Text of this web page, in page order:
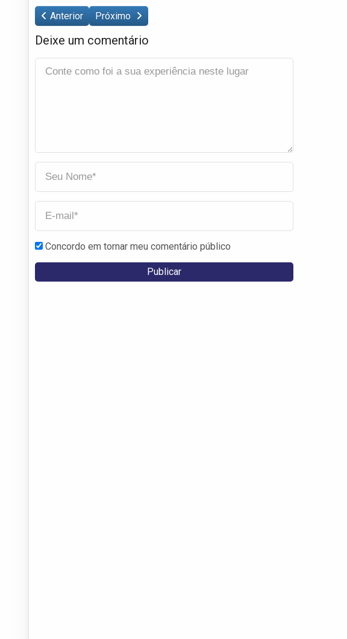
Anterior Próximo
Deixe um comentário
Concordo em tornar meu comentário público